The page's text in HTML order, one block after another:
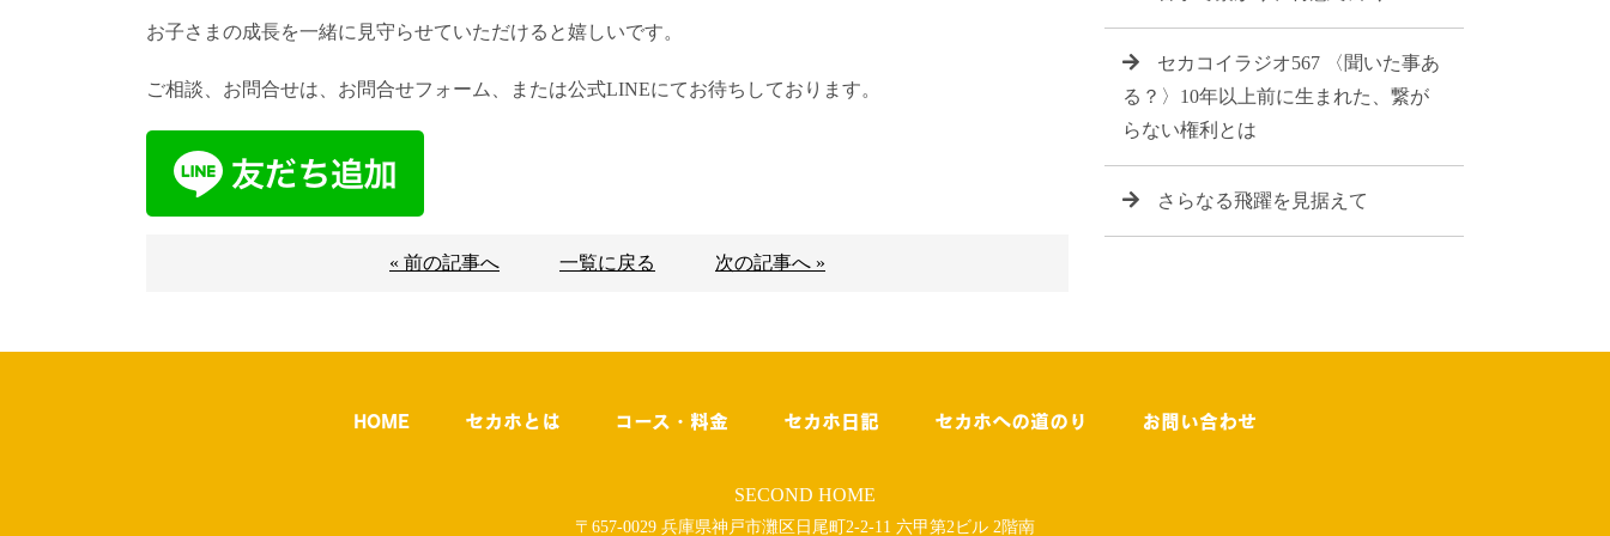
お子さまの成長を一緒に見守らせていただけると嬉しいです。
ご相談、お問合せは、お問合せフォーム、または公式LINEにてお待ちしております。
« 前の記事へ 一覧に戻る 次の記事へ »
セカコイラジオ567 〈聞いた事あ
る？〉10年以上前に生まれた、繋が
らない権利とは
さらなる飛躍を見据えて
HOME セカホとは コース・料金 セカホ日記 セカホへの道のり お問い合わせ
SECOND HOME
〒657-0029 兵庫県神戸市灘区日尾町2-2-11 六甲第2ビル 2階南